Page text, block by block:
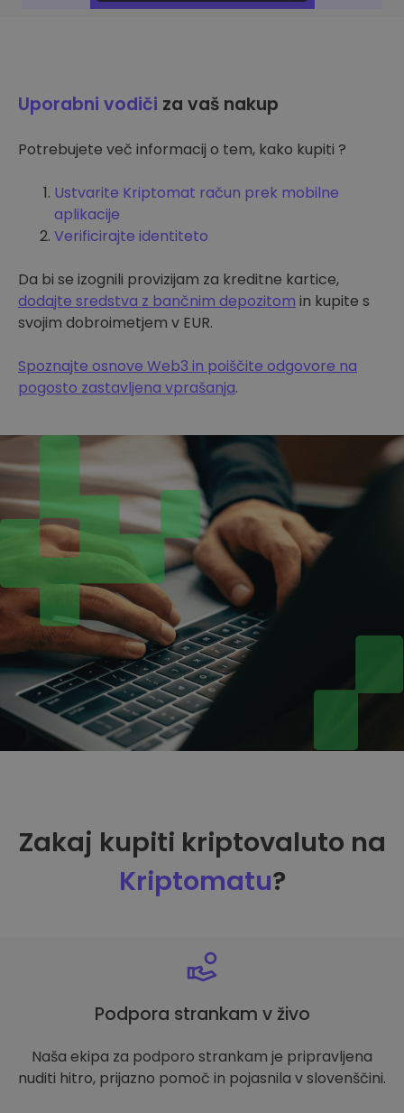
Uporabni vodiči za vaš nakup
Potrebujete več informacij o tem, kako kupiti ?
Ustvarite Kriptomat račun prek mobilne
aplikacije
Verificirajte identiteto
Da bi se izognili provizijam za kreditne kartice,
dodajte sredstva z bančnim depozitom in kupite s
svojim dobroimetjem v EUR.
Spoznajte osnove Web3 in poiščite odgovore na
pogosto zastavljena vprašanja.
Zakaj kupiti kriptovaluto na
Kriptomatu?
Podpora strankam v živo
Naša ekipa za podporo strankam je pripravljena
nuditi hitro, prijazno pomoč in pojasnila v slovenščini.